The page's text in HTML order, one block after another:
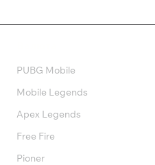
PUBG Mobile
Mobile Legends
Apex Legends
Free Fire
Pioner